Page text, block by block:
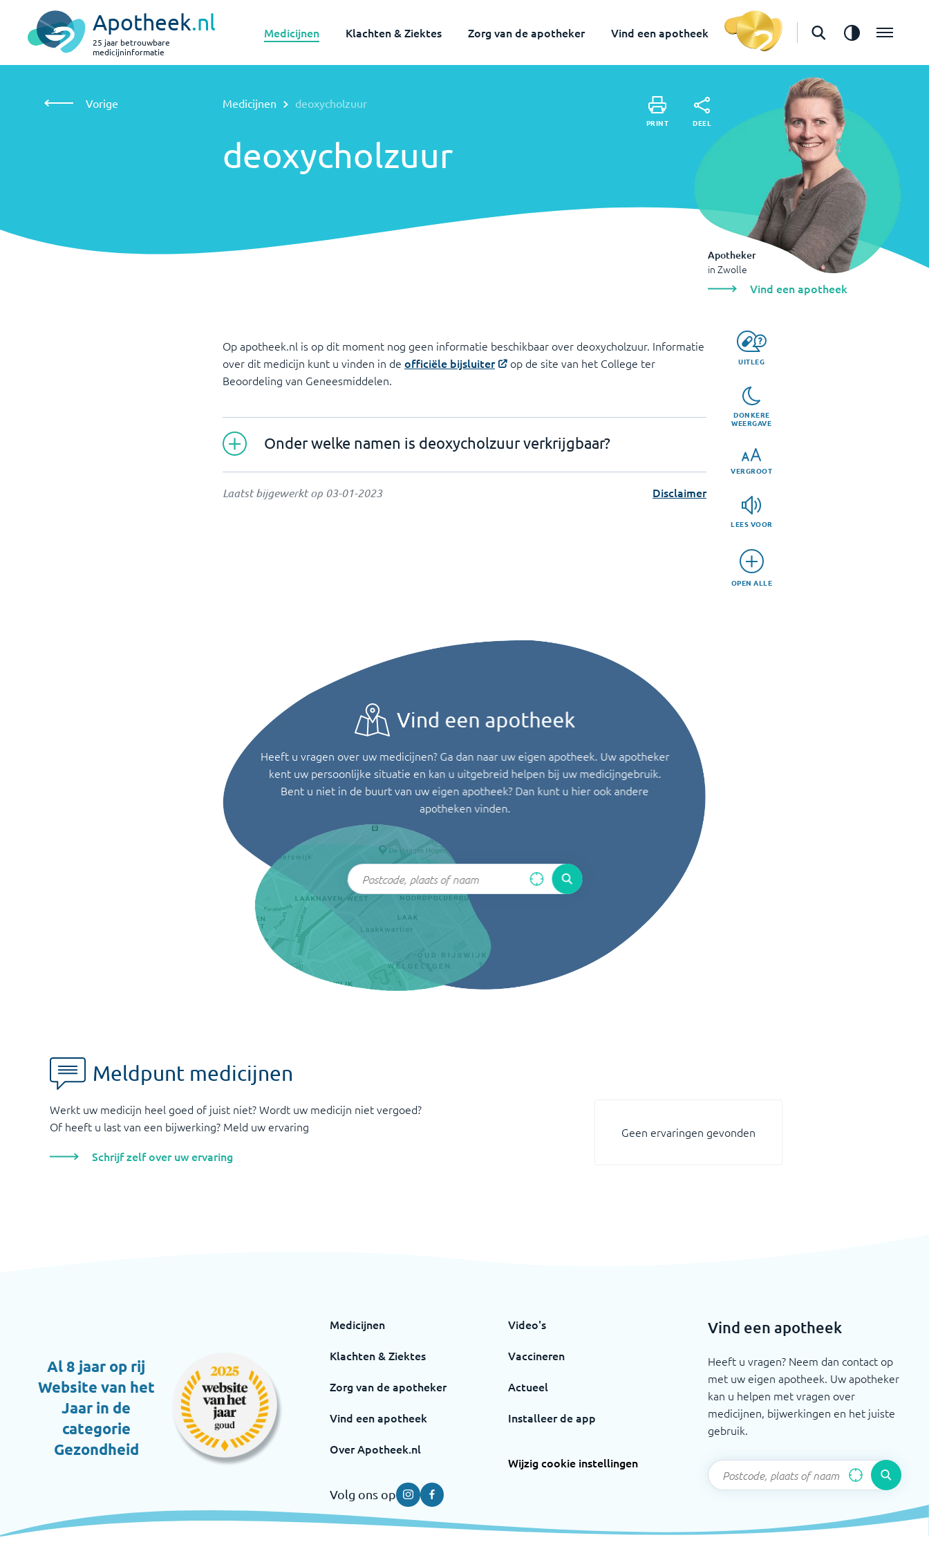
Apotheek.nl
25 jaar betrouwbare
medicijninformatie
Medicijnen Klachten & Ziektes Zorg van de apotheker Vind een apotheek
Zwolle
Vind een apotheek
Vorige Medicijnen deoxycholzuur
deoxycholzuur
PRINT DEEL
Apotheker
in Zwolle
Vind een apotheek
UITLEG
DONKERE
WEERGAVE
VERGROOT
LEES VOOR
OPEN ALLE
Op apotheek.nl is op dit moment nog geen informatie beschikbaar over deoxycholzuur. Informatie
over dit medicijn kunt u vinden in de officiële bijsluiter
op de site van het College ter
Beoordeling van Geneesmiddelen.
Onder welke namen is deoxycholzuur verkrijgbaar?
Laatst bijgewerkt op 03-01-2023 Disclaimer
Vind een apotheek
Heeft u vragen over uw medicijnen? Ga dan naar uw eigen apotheek. Uw apotheker
kent uw persoonlijke situatie en kan u uitgebreid helpen bij uw medicijngebruik.
Bent u niet in de buurt van uw eigen apotheek? Dan kunt u hier ook andere
apotheken vinden.
Meldpunt medicijnen
Werkt uw medicijn heel goed of juist niet? Wordt uw medicijn niet vergoed?
Of heeft u last van een bijwerking? Meld uw ervaring
Schrijf zelf over uw ervaring
Geen ervaringen gevonden
Al 8 jaar op rij
Website van het
Jaar in de
categorie
Gezondheid
Medicijnen
Klachten & Ziektes
Zorg van de apotheker
Vind een apotheek
Over Apotheek.nl
Video's
Vaccineren
Actueel
Installeer de app
Wijzig cookie instellingen
Volg ons op InstagramFacebook
Vind een apotheek
Heeft u vragen? Neem dan contact op
met uw eigen apotheek. Uw apotheker
kan u helpen met vragen over
medicijnen, bijwerkingen en het juiste
gebruik.